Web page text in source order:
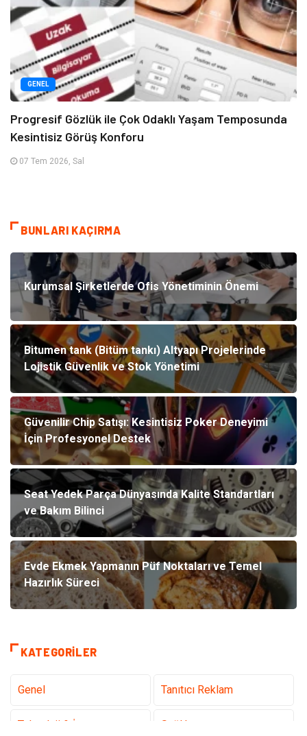
GENEL
Progresif Gözlük ile Çok Odaklı Yaşam Temposunda
Kesintisiz Görüş Konforu
07 Tem 2026, Sal
BUNLARI KAÇIRMA
Kurumsal Şirketlerde Ofis Yönetiminin Önemi
Bitumen tank (Bitüm tankı) Altyapı Projelerinde
Lojistik Güvenlik ve Stok Yönetimi
Güvenilir Chip Satışı: Kesintisiz Poker Deneyimi
İçin Profesyonel Destek
Seat Yedek Parça Dünyasında Kalite Standartları
ve Bakım Bilinci
Evde Ekmek Yapmanın Püf Noktaları ve Temel
Hazırlık Süreci
KATEGORILER
Genel Tanıtıcı Reklam
Teknoloji & İnternet Sağlık